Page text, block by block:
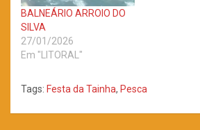
BALNEÁRIO ARROIO DO
SILVA
27/01/2026
Em "LITORAL"
Tags: Festa da Tainha, Pesca